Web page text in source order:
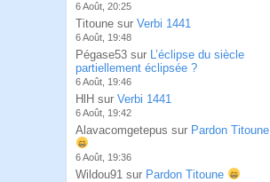
6 Août, 20:25
Titoune sur Verbi 1441
6 Août, 19:48
Pégase53 sur L’éclipse du siècle
partiellement éclipsée ?
6 Août, 19:46
HlH sur Verbi 1441
6 Août, 19:42
Alavacomgetepus sur Pardon Titoune
6 Août, 19:36
Wildou91 sur Pardon Titoune